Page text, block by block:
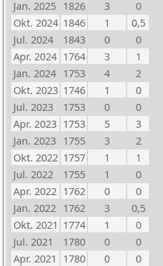
Jan. 2025 1826 3
0
Okt. 2024 1846 1
0,5
Jul. 2024
1843 0
0
Apr. 2024 1764 3
1
Jan. 2024 1753 4
2
Okt. 2023 1746 1
0
Jul. 2023
1753 0
0
Apr. 2023 1753 5
3
Jan. 2023 1755 3
2
Okt. 2022 1757 1
1
Jul. 2022
1755 1
0
Apr. 2022 1762 0
0
Jan. 2022 1762 3
0,5
Okt. 2021 1774 1
0
Jul. 2021
1780 0
0
Apr. 2021 1780 0
0